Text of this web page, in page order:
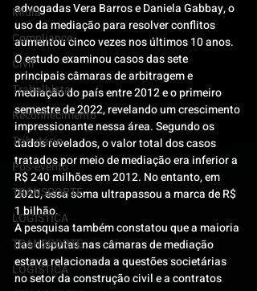
Mídia
Compliance
Civil
Trabalhista
Reconhecimento
Tributário
Pós-evento
TRANSPORTE
LOGISTICA
TRANSPORTE
LOGISTICA
advogadas Vera Barros e Daniela Gabbay, o
uso da mediação para resolver conflitos
aumentou cinco vezes nos últimos 10 anos.
O estudo examinou casos das sete
principais câmaras de arbitragem e
mediação do país entre 2012 e o primeiro
semestre de 2022, revelando um crescimento
impressionante nessa área. Segundo os
dados revelados, o valor total dos casos
tratados por meio de mediação era inferior a
R$ 240 milhões em 2012. No entanto, em
2020, essa soma ultrapassou a marca de R$
1 bilhão.
A pesquisa também constatou que a maioria
das disputas nas câmaras de mediação
estava relacionada a questões societárias
no setor da construção civil e a contratos